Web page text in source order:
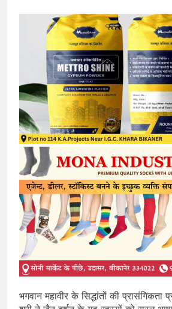
भगवान महावीर के सिद्धांतों की प्रासंगिकता